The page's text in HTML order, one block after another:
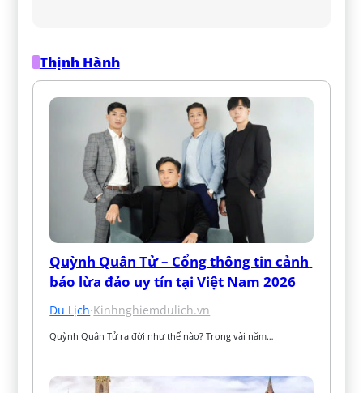
Thịnh Hành
Quỳnh Quân Tử – Cổng thông tin cảnh
báo lừa đảo uy tín tại Việt Nam 2026
Du Lịch·Kinhnghiemdulich.vn
Quỳnh Quân Tử ra đời như thế nào? Trong vài năm…